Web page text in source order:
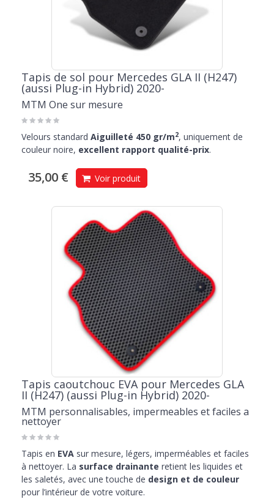
Tapis de sol pour Mercedes GLA II (H247)
(aussi Plug-in Hybrid) 2020-
MTM One sur mesure
Velours standard Aiguilleté 450 gr/m2, uniquement de
couleur noire, excellent rapport qualité-prix.
35,00 € Voir produit
Tapis caoutchouc EVA pour Mercedes GLA
II (H247) (aussi Plug-in Hybrid) 2020-
MTM personnalisables, impermeables et faciles a
nettoyer
Tapis en EVA sur mesure, légers, imperméables et faciles
à nettoyer. La surface drainante retient les liquides et
les saletés, avec une touche de design et de couleur
pour l’intérieur de votre voiture.